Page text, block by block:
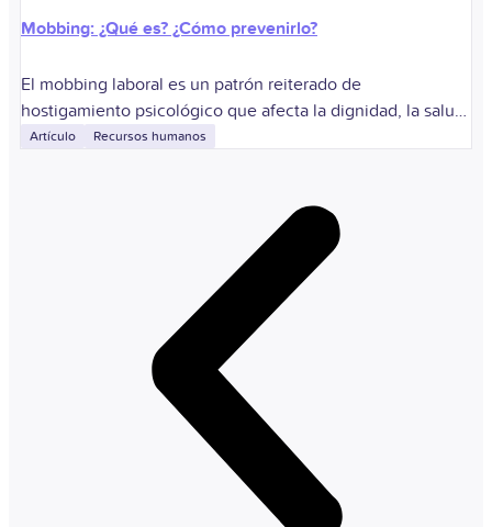
Mobbing: ¿Qué es? ¿Cómo prevenirlo?
El mobbing laboral es un patrón reiterado de
hostigamiento psicológico que afecta la dignidad, la salud
o la estabilidad de una persona dentro del trabajo.
Artículo Recursos humanos